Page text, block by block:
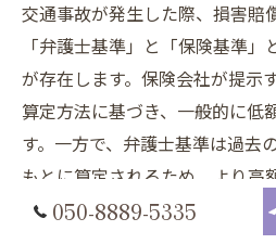
交通事故が発生した際、損害賠
「弁護士基準」と「保険基準
が存在します。保険会社が提示
算定方法に基づき、一般的に低
す。一方で、弁護士基準は過去
もとに算定されるため、より高
ケースが多いのが特徴です。
050-8889-5335